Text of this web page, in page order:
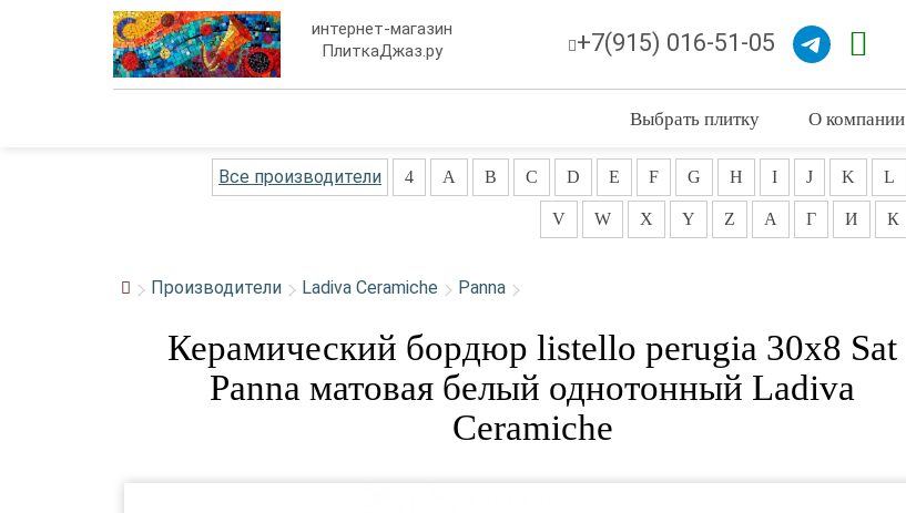
интернет-магазин
ПлиткаДжаз.ру
+7(915) 016-51-05
Выбрать плитку О компании
Все производители 4 A B C D E F G H I J K L
V W X Y Z А Г И К
Производители Ladiva Сeramiche Panna
Керамический бордюр listello perugia 30x8 Sat
Panna матовая белый однотонный Ladiva
Сeramiche